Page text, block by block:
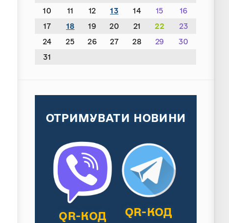
10
11 12 13 14 15
16
17
18 19 20 21 22
23
24
25 26 27 28 29
30
31
ОТРИМУВАТИ НОВИНИ
QR-КОД QR-КОД